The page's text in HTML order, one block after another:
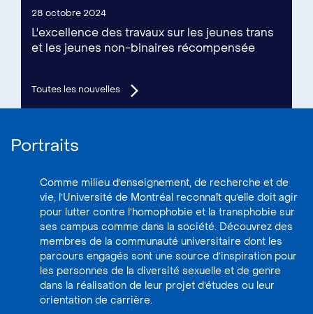
28 octobre 2024
L'excellence des travaux sur les jeunes trans
et les jeunes non-binaires récompensée
Toutes les nouvelles
Portraits
Comme milieu d’enseignement, de recherche et de
vie, l’Université de Montréal reconnaît qu’elle doit agir
pour lutter contre l’homophobie et la transphobie sur
ses campus comme dans la société. Découvrez des
membres de la communauté universitaire dont les
parcours engagés sont une source d’inspiration pour
les personnes de la diversité sexuelle et de genre
dans la réalisation de leur projet d’études ou leur
orientation de carrière.